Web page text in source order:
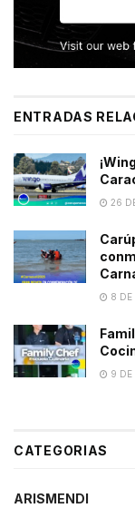
ENTRADAS
26
8 DE
9 DE
CATEGORIAS
ARISMENDI